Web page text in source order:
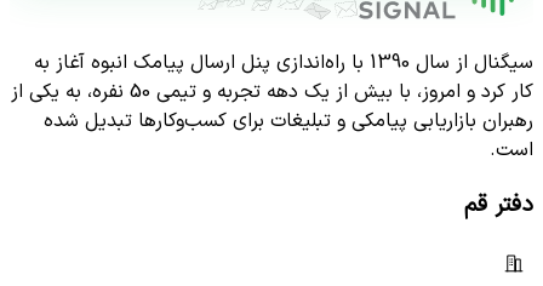
سیگنال از سال 1390 با راه‌اندازی پنل ارسال پیامک انبوه آغاز به
کار کرد و امروز، با بیش از یک دهه تجربه و تیمی 50 نفره، به یکی از
رهبران بازاریابی پیامکی و تبلیغات برای کسب‌وکارها تبدیل شده
است.
دفتر قم